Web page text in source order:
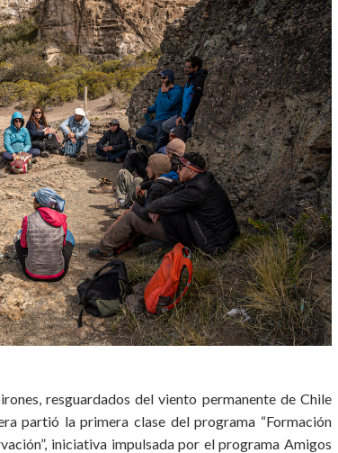
resguardados del viento permanente de Chile
partió la primera clase del programa “Formación
iniciativa impulsada por el programa Amigos